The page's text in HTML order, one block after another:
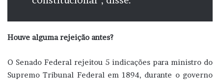
Houve alguma rejeição antes?
O Senado Federal rejeitou 5 indicações para ministro do
Supremo Tribunal Federal em 1894, durante o governo